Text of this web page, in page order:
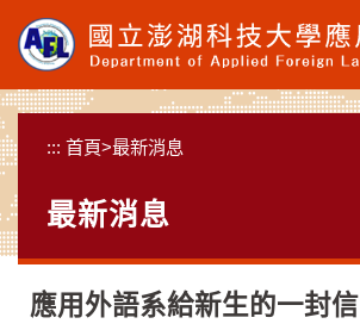
要
內
容
塊
::: 首頁>最新消息
最新消息
應用外語系給新生的一封信